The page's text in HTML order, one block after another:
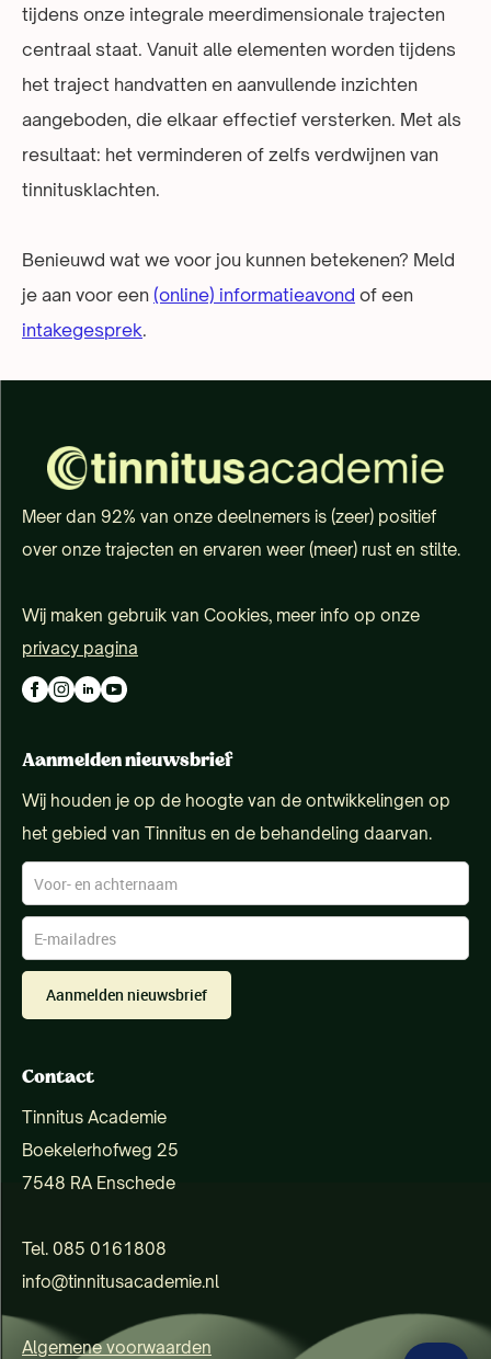
tijdens onze integrale meerdimensionale trajecten
centraal staat. Vanuit alle elementen worden tijdens
het traject handvatten en aanvullende inzichten
aangeboden, die elkaar effectief versterken. Met als
resultaat: het verminderen of zelfs verdwijnen van
tinnitusklachten.
Benieuwd wat we voor jou kunnen betekenen? Meld
je aan voor een (online) informatieavond of een
intakegesprek.
Meer dan 92% van onze deelnemers is (zeer) positief
over onze trajecten en ervaren weer (meer) rust en stilte.
Wij maken gebruik van Cookies, meer info op onze
privacy pagina
Aanmelden nieuwsbrief
Wij houden je op de hoogte van de ontwikkelingen op
het gebied van Tinnitus en de behandeling daarvan.
Aanmelden nieuwsbrief
Contact
Tinnitus Academie
Boekelerhofweg 25
7548 RA Enschede
Tel. 085 0161808
info@tinnitusacademie.nl
Algemene voorwaarden